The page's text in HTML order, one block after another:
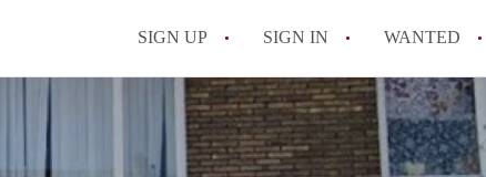
SIGN UP SIGN IN WANTED
All FAQs